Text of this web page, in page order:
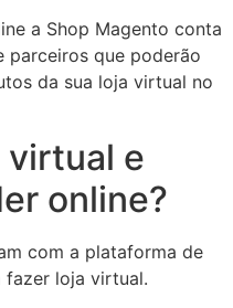
a Shop Magento conta
parceiros que poderão
da sua loja virtual no
virtual e
online?
com a plataforma de
fazer loja virtual.